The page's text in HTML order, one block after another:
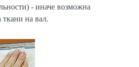
- иначе возможна
ткани на вал.